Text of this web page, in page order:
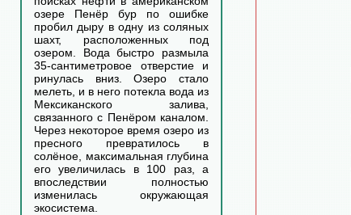
озере Пенёр бур по ошибке
пробил дыру в одну из соляных
шахт, расположенных под
озером. Вода быстро размыла
35-сантиметровое отверстие и
ринулась вниз. Озеро стало
мелеть, и в него потекла вода из
Мексиканского залива,
связанного с Пенёром каналом.
Через некоторое время озеро из
пресного превратилось в
солёное, максимальная глубина
его увеличилась в 100 раз, а
впоследствии полностью
изменилась окружающая
экосистема.